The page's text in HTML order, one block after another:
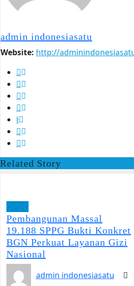
admin indonesiasatu
Website: http://
Related Story
Pembangunan Massal
19.188 SPPG Bukti Konkret
BGN Perkuat Layanan Gizi
Nasional
admin indonesiasatu